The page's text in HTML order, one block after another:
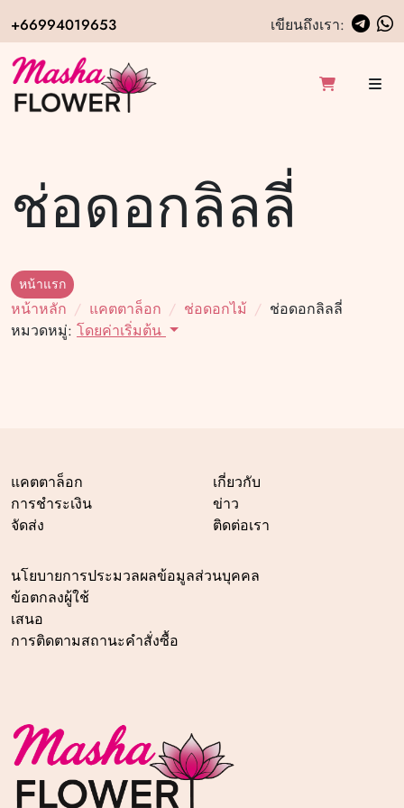
+66994019653 เขียนถึงเรา:
ช่อดอกลิลลี่
หน้าแรก
หน้าหลัก แคตตาล็อก ช่อดอกไม้
ช่อดอกลิลลี่
หมวดหมู่: โดยค่าเริ่มต้น
แคตตาล็อก
การชำระเงิน
จัดส่ง
เกี่ยวกับ
ข่าว
ติดต่อเรา
นโยบายการประมวลผลข้อมูลส่วนบุคคล
ข้อตกลงผู้ใช้
เสนอ
การติดตามสถานะคำสั่งซื้อ